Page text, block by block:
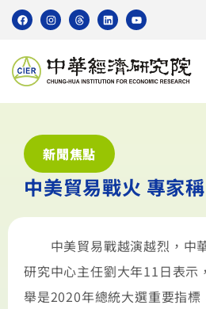
新聞焦點
中美貿易戰火 專家
中美貿易戰越演越烈，中
研究中心主任劉大年11日表示
舉是2020年總統大選重要指標